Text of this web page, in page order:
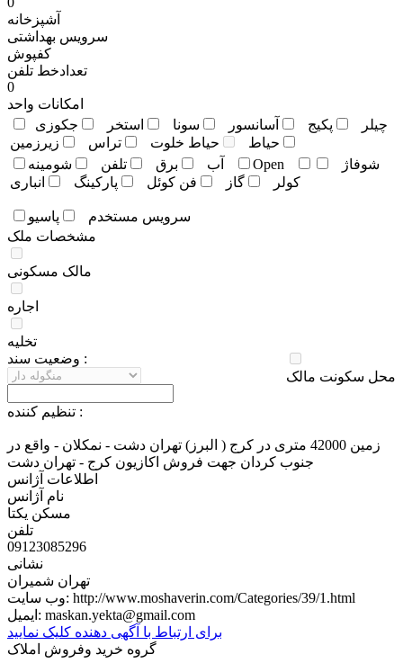
آشپزخانه
سرویس بهداشتی
کفپوش
تعدادخط تلفن
0
امکانات واحد
چيلر
پکيج آسانسور سونا استخر
جکوزی
حياط
حياط خلوت تراس
زيرزمين
آب
برق تلفن شومينه Open
شوفاژ
کولر
گاز فن کوئل پارکينگ انباری
سرويس مستخدم
پاسيو
مشخصات ملک
مالک مسکونی
اجاره
تخلیه
محل سکونت مالک
وضعيت سند :
تنظيم کننده :
زمین 42000 متری در کرج ( البرز) تهران دشت - نمکلان - واقع در
جنوب کردان جهت فروش اکازیون کرج - تهران دشت
اطلاعات آژانس
نام آژانس
مسکن یکتا
تلفن
09123085296
نشانی
تهران شمیران
وب سایت: http://www.moshaverin.com/Categories/39/1.html
ایمیل: maskan.yekta@gmail.com
برای ارتباط با آگهی دهنده کلیک نمایید
گروه خرید وفروش املاک